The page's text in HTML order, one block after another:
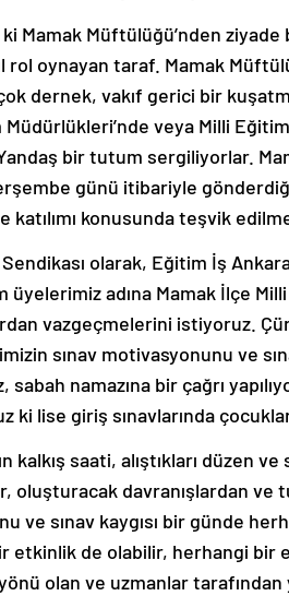
ki Mamak Müftülüğü’nden
rol oynayan taraf. Mamak
dernek, vakıf gerici bir
veya Milli
bir tutum sergiliyorlar.
günü itibariyle
katılımı konusunda teşvik
olarak, Eğitim İş
adına Mamak İlçe
vazgeçmelerini istiyoruz.
sınav motivasyonunu ve
sabah namazına bir çağrı
ki lise giriş sınavlarında
kalkış saati, alıştıkları düzen
oluşturacak davranışlardan ve
ve sınav kaygısı bir günde
etkinlik de olabilir, herhangi bir
olan ve uzmanlar